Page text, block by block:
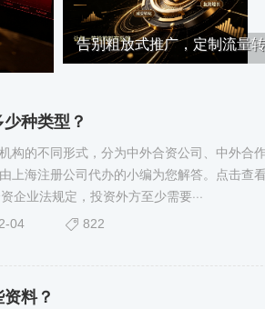
告别粗放式推广，定制流量转
种类型？
构的不同形式，分为中外合资公司、中外合
上海注册公司代办的小编为您解答。点击查
企业法规定，投资外方至少需要···
04 822
料？